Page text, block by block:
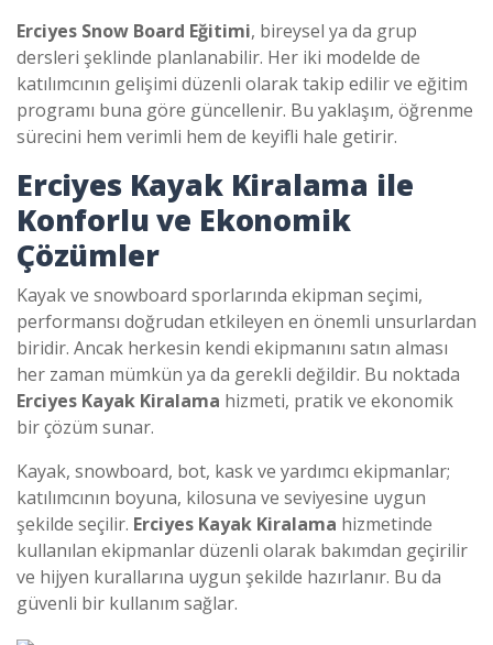
Erciyes Snow Board Eğitimi, bireysel ya da grup
dersleri şeklinde planlanabilir. Her iki modelde de
katılımcının gelişimi düzenli olarak takip edilir ve eğitim
programı buna göre güncellenir. Bu yaklaşım, öğrenme
sürecini hem verimli hem de keyifli hale getirir.
Erciyes Kayak Kiralama ile
Konforlu ve Ekonomik
Çözümler
Kayak ve snowboard sporlarında ekipman seçimi,
performansı doğrudan etkileyen en önemli unsurlardan
biridir. Ancak herkesin kendi ekipmanını satın alması
her zaman mümkün ya da gerekli değildir. Bu noktada
Erciyes Kayak Kiralama hizmeti, pratik ve ekonomik
bir çözüm sunar.
Kayak, snowboard, bot, kask ve yardımcı ekipmanlar;
katılımcının boyuna, kilosuna ve seviyesine uygun
şekilde seçilir. Erciyes Kayak Kiralama hizmetinde
kullanılan ekipmanlar düzenli olarak bakımdan geçirilir
ve hijyen kurallarına uygun şekilde hazırlanır. Bu da
güvenli bir kullanım sağlar.